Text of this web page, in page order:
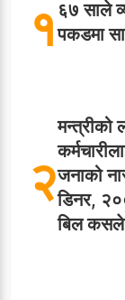
१६७ साले
पकडमा
२
मन्त्रीको
जनाको
डिनर,
बिल कसले